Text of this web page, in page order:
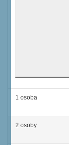
1 osoba
2 osoby